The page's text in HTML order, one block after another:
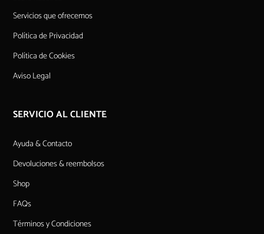
Servicios que ofrecemos
Política de Privacidad
Política de Cookies
Aviso Legal
SERVICIO AL CLIENTE
Ayuda & Contacto
Devoluciones & reembolsos
Shop
FAQs
Términos y Condiciones